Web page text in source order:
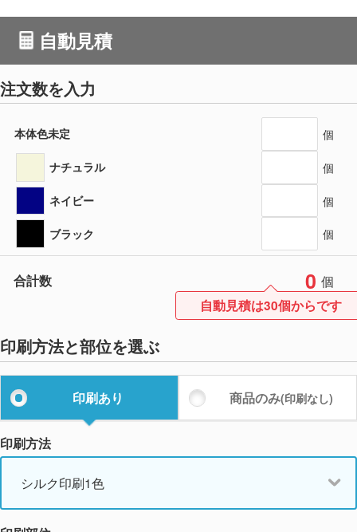
自動見積
注文数を入力
本体色未定 個
ナチュラル 個
ネイビー 個
ブラック 個
合計数 0 個
自動見積は30個からです
印刷方法と部位を選ぶ
印刷あり 商品のみ(印刷なし)
印刷方法
シルク印刷1色